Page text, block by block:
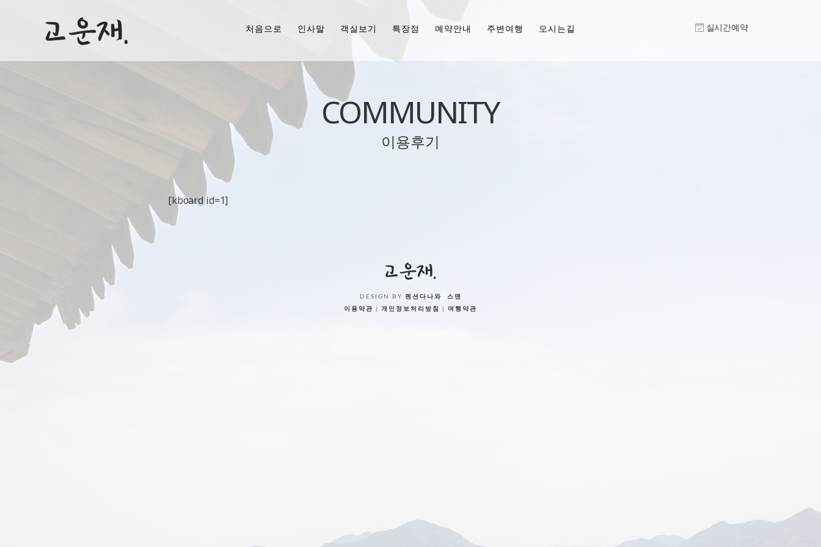
처음으로 인사말 객실보기 특장점 예약안내 주변여행 오시는길 실시간예약
COMMUNITY
이용후기
[kboard id=1]
DESIGN BY 펜션다나와
스맨
이용약관
개인정보처리방침 여행약관